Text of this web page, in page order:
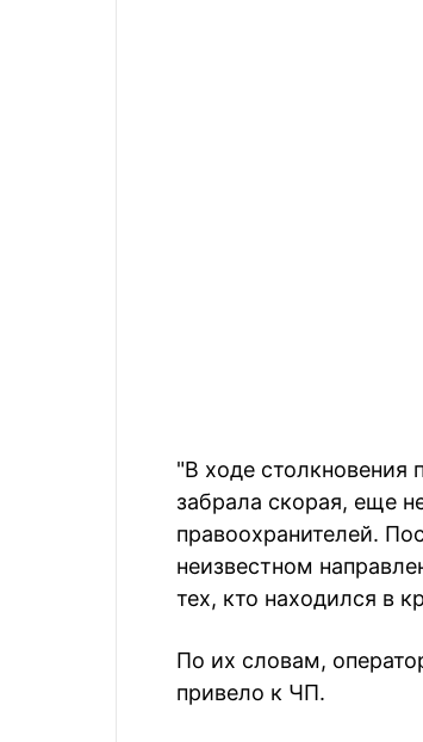
"В ходе столкновения
забрала скорая, еще
правоохранителей.
неизвестном
тех, кто находился в
По их словам,
привело к ЧП.